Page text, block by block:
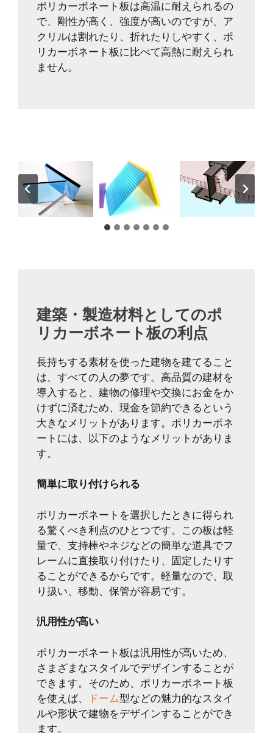
ポリカーボネート板は高温に耐えられるの
で、剛性が高く、強度が高いのですが、ア
クリルは割れたり、折れたりしやすく、ポ
リカーボネート板に比べて高熱に耐えられ
ません。
建築・製造材料としてのポ
リカーボネート板の利点
長持ちする素材を使った建物を建てること
は、すべての人の夢です。高品質の建材を
導入すると、建物の修理や交換にお金をか
けずに済むため、現金を節約できるという
大きなメリットがあります。ポリカーボネ
ートには、以下のようなメリットがありま
す。
簡単に取り付けられる
ポリカーボネートを選択したときに得られ
る驚くべき利点のひとつです。この板は軽
量で、支持棒やネジなどの簡単な道具でフ
レームに直接取り付けたり、固定したりす
ることができるからです。軽量なので、取
り扱い、移動、保管が容易です。
汎用性が高い
ポリカーボネート板は汎用性が高いため、
さまざまなスタイルでデザインすることが
できます。そのため、ポリカーボネート板
を使えば、
ドーム型などの魅力的なスタイ
ルや形状で建物をデザインすることができ
ます。